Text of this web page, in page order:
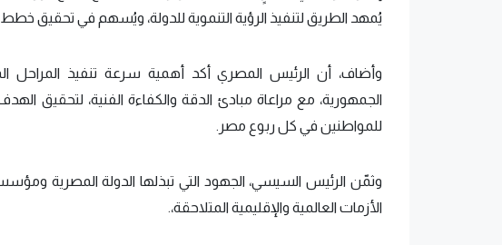
يُمهد الطريق لتنفيذ الرؤية التنموية للدولة، ويُسهم في تحقيق خطط
وأضاف، أن الرئيس المصري أكد أهمية سرعة تنفيذ المراحل
الجمهورية، مع مراعاة مبادئ الدقة والكفاءة الفنية، لتحقيق
للمواطنين في كل ربوع مصر.
وثمّن الرئيس السيسي، الجهود التي تبذلها الدولة المصرية
الأزمات العالمية والإقليمية المتلاحقة،.